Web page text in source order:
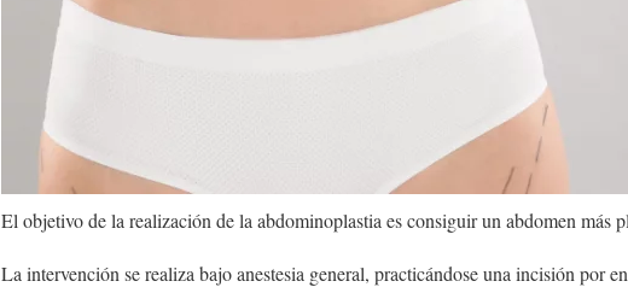
El objetivo de la realización de la abdominoplastia es consiguir un abdomen más
La intervención se realiza bajo anestesia general, practicándose una incisión por